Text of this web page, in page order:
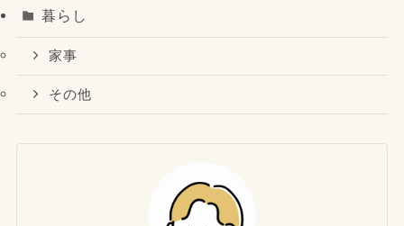
暮らし
家事
その他